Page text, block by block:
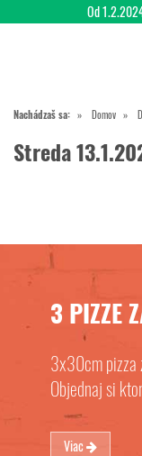
Nachádzaš sa: Domov
Streda
3 PIZZE
3x30cm pizza
Objednaj si
Viac
Od